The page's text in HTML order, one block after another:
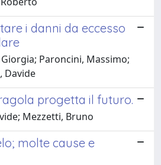
i danni da eccesso
Paroncini, Massimo;
Davide
progetta il futuro.
Mezzetti, Bruno
molte cause e